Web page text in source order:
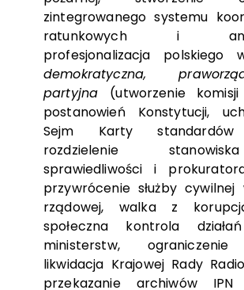
zintegrowanego systemu
ratunkowych i
profesjonalizacja polskiego
demokratyczna,
partyjna (utworzenie
postanowień Konstytucji,
Sejm Karty standardów
rozdzielenie
sprawiedliwości i
przywrócenie służby
rządowej, walka z
społeczna kontrola
ministerstw, ograniczenie
likwidacja Krajowej Rady
przekazanie archiwów